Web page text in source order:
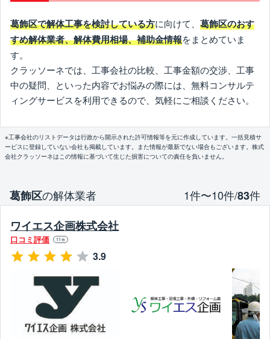
葛飾区で解体工事を検討している方に向けて、 葛飾区のおす
すめ解体業者、解体費用相場、補助金情報をまとめていま
す。
クラッソーネでは、工事会社の比較、工事金額の交渉、工事
中の疑問、といった内容でお悩みの際には、無料コンサルテ
ィングサービスを利用できるので、気軽にご相談ください。
※工事会社のリストデータは行政から開示された許可情報等を元に作成しています。一括見積サ
ービスに登録していない会社も掲載しています。また情報が最新でない場合もございます。株式
会社クラッソーネはこの情報に基づいて生じた損害についての責任を負いません。
葛飾区の解体業者 1件〜10件/83件
ワイエス企画株式会社
口コミ評価 11 件
3.9